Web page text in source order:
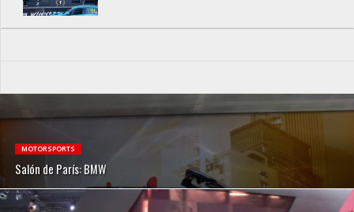
MOTORSPORTS
Salón de París: BMW